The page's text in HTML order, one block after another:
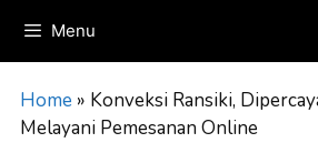
content
Menu
Home » Konveksi Ransiki,
Melayani Pemesanan Online